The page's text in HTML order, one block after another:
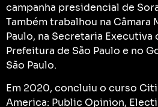
campanha presidencial de
Também trabalhou na Câmara
Paulo, na Secretaria Executiva
Prefeitura de São Paulo e no
São Paulo.
Em 2020, concluiu o curso
America: Public Opinion,